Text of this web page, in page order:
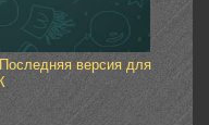
версия для